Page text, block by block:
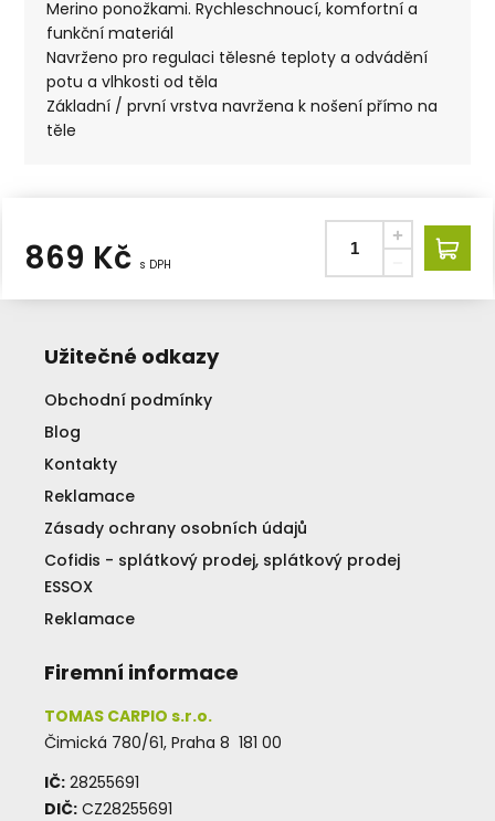
Merino ponožkami. Rychleschnoucí, komfortní a
funkční materiál
Navrženo pro regulaci tělesné teploty a odvádění
potu a vlhkosti od těla
Základní / první vrstva navržena k nošení přímo na
těle
869 Kč s DPH
Užitečné odkazy
Obchodní podmínky
Blog
Kontakty
Reklamace
Zásady ochrany osobních údajů
Cofidis - splátkový prodej, splátkový prodej
ESSOX
Reklamace
Firemní informace
TOMAS CARPIO s.r.o.
Čimická 780/61, Praha 8 181 00
IČ: 28255691
DIČ: CZ28255691